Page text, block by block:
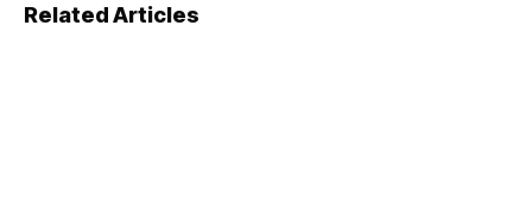
Related Articles